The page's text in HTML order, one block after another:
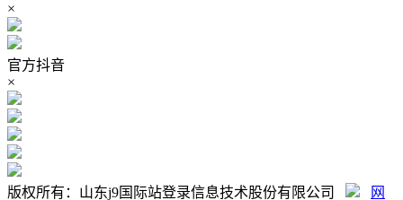
×
官方抖音
×
版权所有：山东j9国际站登录信息技术股份有限公司 网